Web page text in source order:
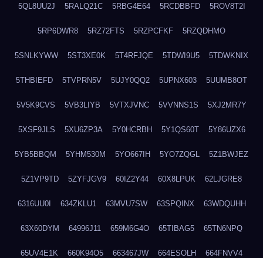
5QL8UU2J 5RALQ21C 5RBG4E64 5RCDBBFD 5ROV8T2I
5RP6DWR8 5RZ72FTS 5RZPCFKF 5RZQDHMO
5SNLKYWW 5ST3XE0K 5T4RFJQE 5TDWI9U5 5TDWKNIX
5THBIEFD 5TVPRN5V 5UJY0QQ2 5UPNX603 5UUMB8OT
5V5K9CVS 5VB3LIYB 5VTXJVNC 5VVNNS1S 5XJ2MR7Y
5XSF9JLS 5XU6ZP3A 5Y0HCRBH 5Y1QS60T 5Y86UZX6
5YB5BBQM 5YHM530M 5YO667IH 5YO7ZQGL 5Z1BWJEZ
5Z1VP9TD 5ZYFJGV9 60IZ2Y44 60X8LPUK 62LJGRE8
6316UU0I 634ZKLU1 63MVU7SW 63SPQINX 63WDQUHH
63X60DYM 64996J11 659M6G4O 65TIBAG5 65TN6NPQ
65UV4E1K 660K94O5 663467JW 664ESOLH 664FNVV4